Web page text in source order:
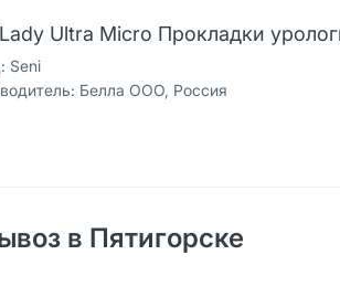
Ultra Micro Прокладки
Seni
Белла ООО, Россия
в Пятигорске